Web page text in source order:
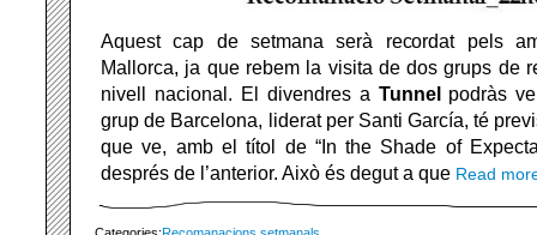
Aquest cap de setmana serà recordat pels
Mallorca, ja que rebem la visita de dos grups de
nivell nacional. El divendres a Tunnel
podràs
grup de Barcelona, liderat per Santi García, té
que ve, amb el títol de “In the Shade of
després de l’anterior. Això és degut a que Read